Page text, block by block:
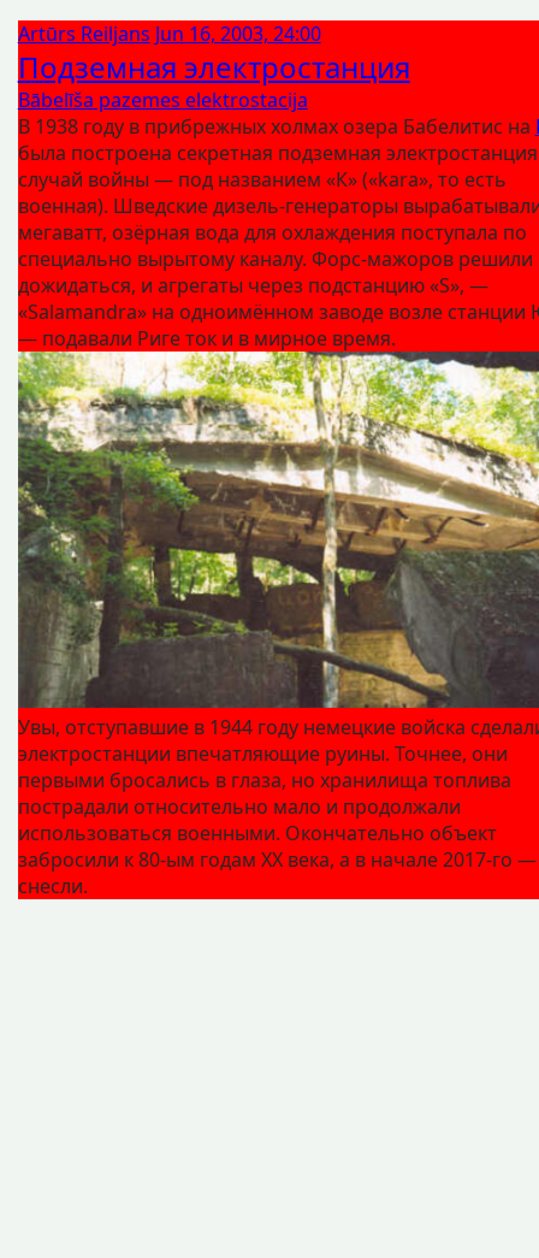
Artūrs Reiljans Jun 16, 2003, 24:00
Подземная электростанция
Bābelīša pazemes elektrostacija
В 1938 году в прибрежных холмах озера Бабелитис на
была построена секретная подземная
случай войны — под названием «К» («kara», то есть
военная). Шведские дизель-генераторы
мегаватт, озёрная вода для охлаждения поступала по
специально вырытому каналу. Форс-мажоров решили
дожидаться, и агрегаты через подстанцию «S», —
«Salamandra» на одноимённом заводе возле станции
— подавали Риге ток и в мирное время.
Увы, отступавшие в 1944 году немецкие войска
электростанции впечатляющие руины. Точнее, они
первыми бросались в глаза, но хранилища топлива
пострадали относительно мало и продолжали
использоваться военными. Окончательно объект
забросили к 80‑ым годам ХХ века, а в начале 2017-го —
снесли.